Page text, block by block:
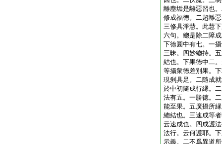
離塵垢是離惡習也
修成福徳。二超離
三修具淨慧。此慧
六句。總是除二障
下徳圓中有七。一
三昧。四妙總持。
結也。下果徳中二
等攝衆徳差別果。
現刹具足。二隨成
於中初隨成行縁。
法有五。一勝徳。
能至果。五廣攝所
總結也。三速成等
云速成也。四成護
法行。云何護耶。
示義。二不爲異道